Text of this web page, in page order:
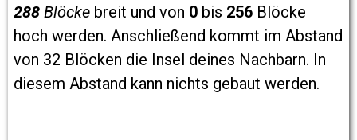
288 Blöcke breit und von 0 bis 256 Blöcke
hoch werden. Anschließend kommt im Abstand
von 32 Blöcken die Insel deines Nachbarn. In
diesem Abstand kann nichts gebaut werden.